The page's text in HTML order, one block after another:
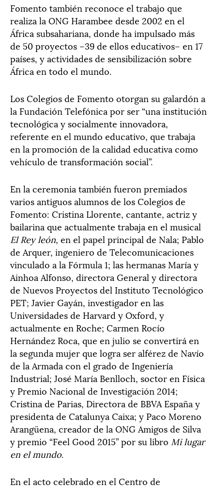
Fomento también reconoce el trabajo que
realiza la ONG Harambee desde 2002 en el
África subsahariana, donde ha impulsado más
de 50 proyectos –39 de ellos educativos– en 17
países, y actividades de sensibilización sobre
África en todo el mundo.
Los Colegios de Fomento otorgan su galardón a
la Fundación Telefónica por ser “una institución
tecnológica y socialmente innovadora,
referente en el mundo educativo, que trabaja
en la promoción de la calidad educativa como
vehículo de transformación social”.
En la ceremonia también fueron premiados
varios antiguos alumnos de los Colegios de
Fomento: Cristina Llorente, cantante, actriz y
bailarina que actualmente trabaja en el musical
El Rey león, en el papel principal de Nala; Pablo
de Arquer, ingeniero de Telecomunicaciones
vinculado a la Fórmula 1; las hermanas María y
Ainhoa Alfonso, directora General y directora
de Nuevos Proyectos del Instituto Tecnológico
PET; Javier Gayán, investigador en las
Universidades de Harvard y Oxford, y
actualmente en Roche; Carmen Rocío
Hernández Roca, que en julio se convertirá en
la segunda mujer que logra ser alférez de Navío
de la Armada con el grado de Ingeniería
Industrial; José María Benlloch, soctor en Física
y Premio Nacional de Investigación 2014;
Cristina de Parias, Directora de BBVA España y
presidenta de Catalunya Caixa; y Paco Moreno
Arangüena, creador de la ONG Amigos de Silva
y premio “Feel Good 2015” por su libro Mi lugar
en el mundo.
En el acto celebrado en el Centro de